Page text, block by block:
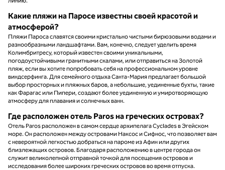
Какие пляжи на Паросе известны своей красотой и
атмосферой?
Пляжи Пароса славятся своими кристально чистыми бирюзовыми водами и
разнообразными ландшафтами. Вам, конечно, следует уделить время
Колимбритресу, который известен своими уникальными,
погодоустойчивыми гранитными скалами, или отправиться на Золотой
пляж, если вы хотите попробовать себя на профессиональном уровне
виндсерфинга. Для семейного отдыха Санта-Мария предлагает большой
выбор просторных и пляжных баров, а небольшие, уединенные бухты, такие
как Фарагас или Пипери, создают более уединенную и умиротворяющую
атмосферу для плавания и солнечных ванн.
Где расположен отель Paros на греческих островах?
Отель Paros расположен в самом сердце архипелага Cyclades в Эгейском
море. Он расположен между островами Наксос и Сифнос, что позволяет вам
с невероятной легкостью добраться на пароме из Афин или других
близлежащих островов. Благодаря расположению в центре города он
служит великолепной отправной точкой для посещения островов и
исследования более широких греческих островов во время отпуска.